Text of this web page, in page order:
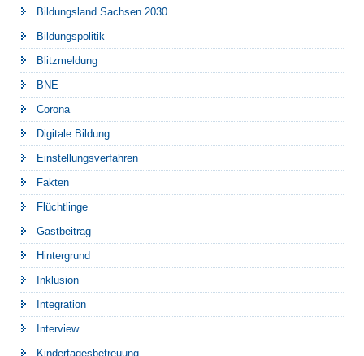
Bildungsland Sachsen 2030
Bildungspolitik
Blitzmeldung
BNE
Corona
Digitale Bildung
Einstellungsverfahren
Fakten
Flüchtlinge
Gastbeitrag
Hintergrund
Inklusion
Integration
Interview
Kindertagesbetreuung